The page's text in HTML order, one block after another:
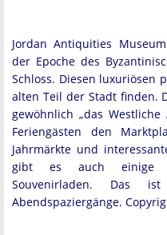
Jordan Antiquities
der Epoche des
Schloss. Diesen luxuriösen
alten Teil der Stadt finden.
gewöhnlich „das
Feriengästen den
Jahrmärkte und
gibt es auch einige
Souvenirladen.
Abendspaziergänge.